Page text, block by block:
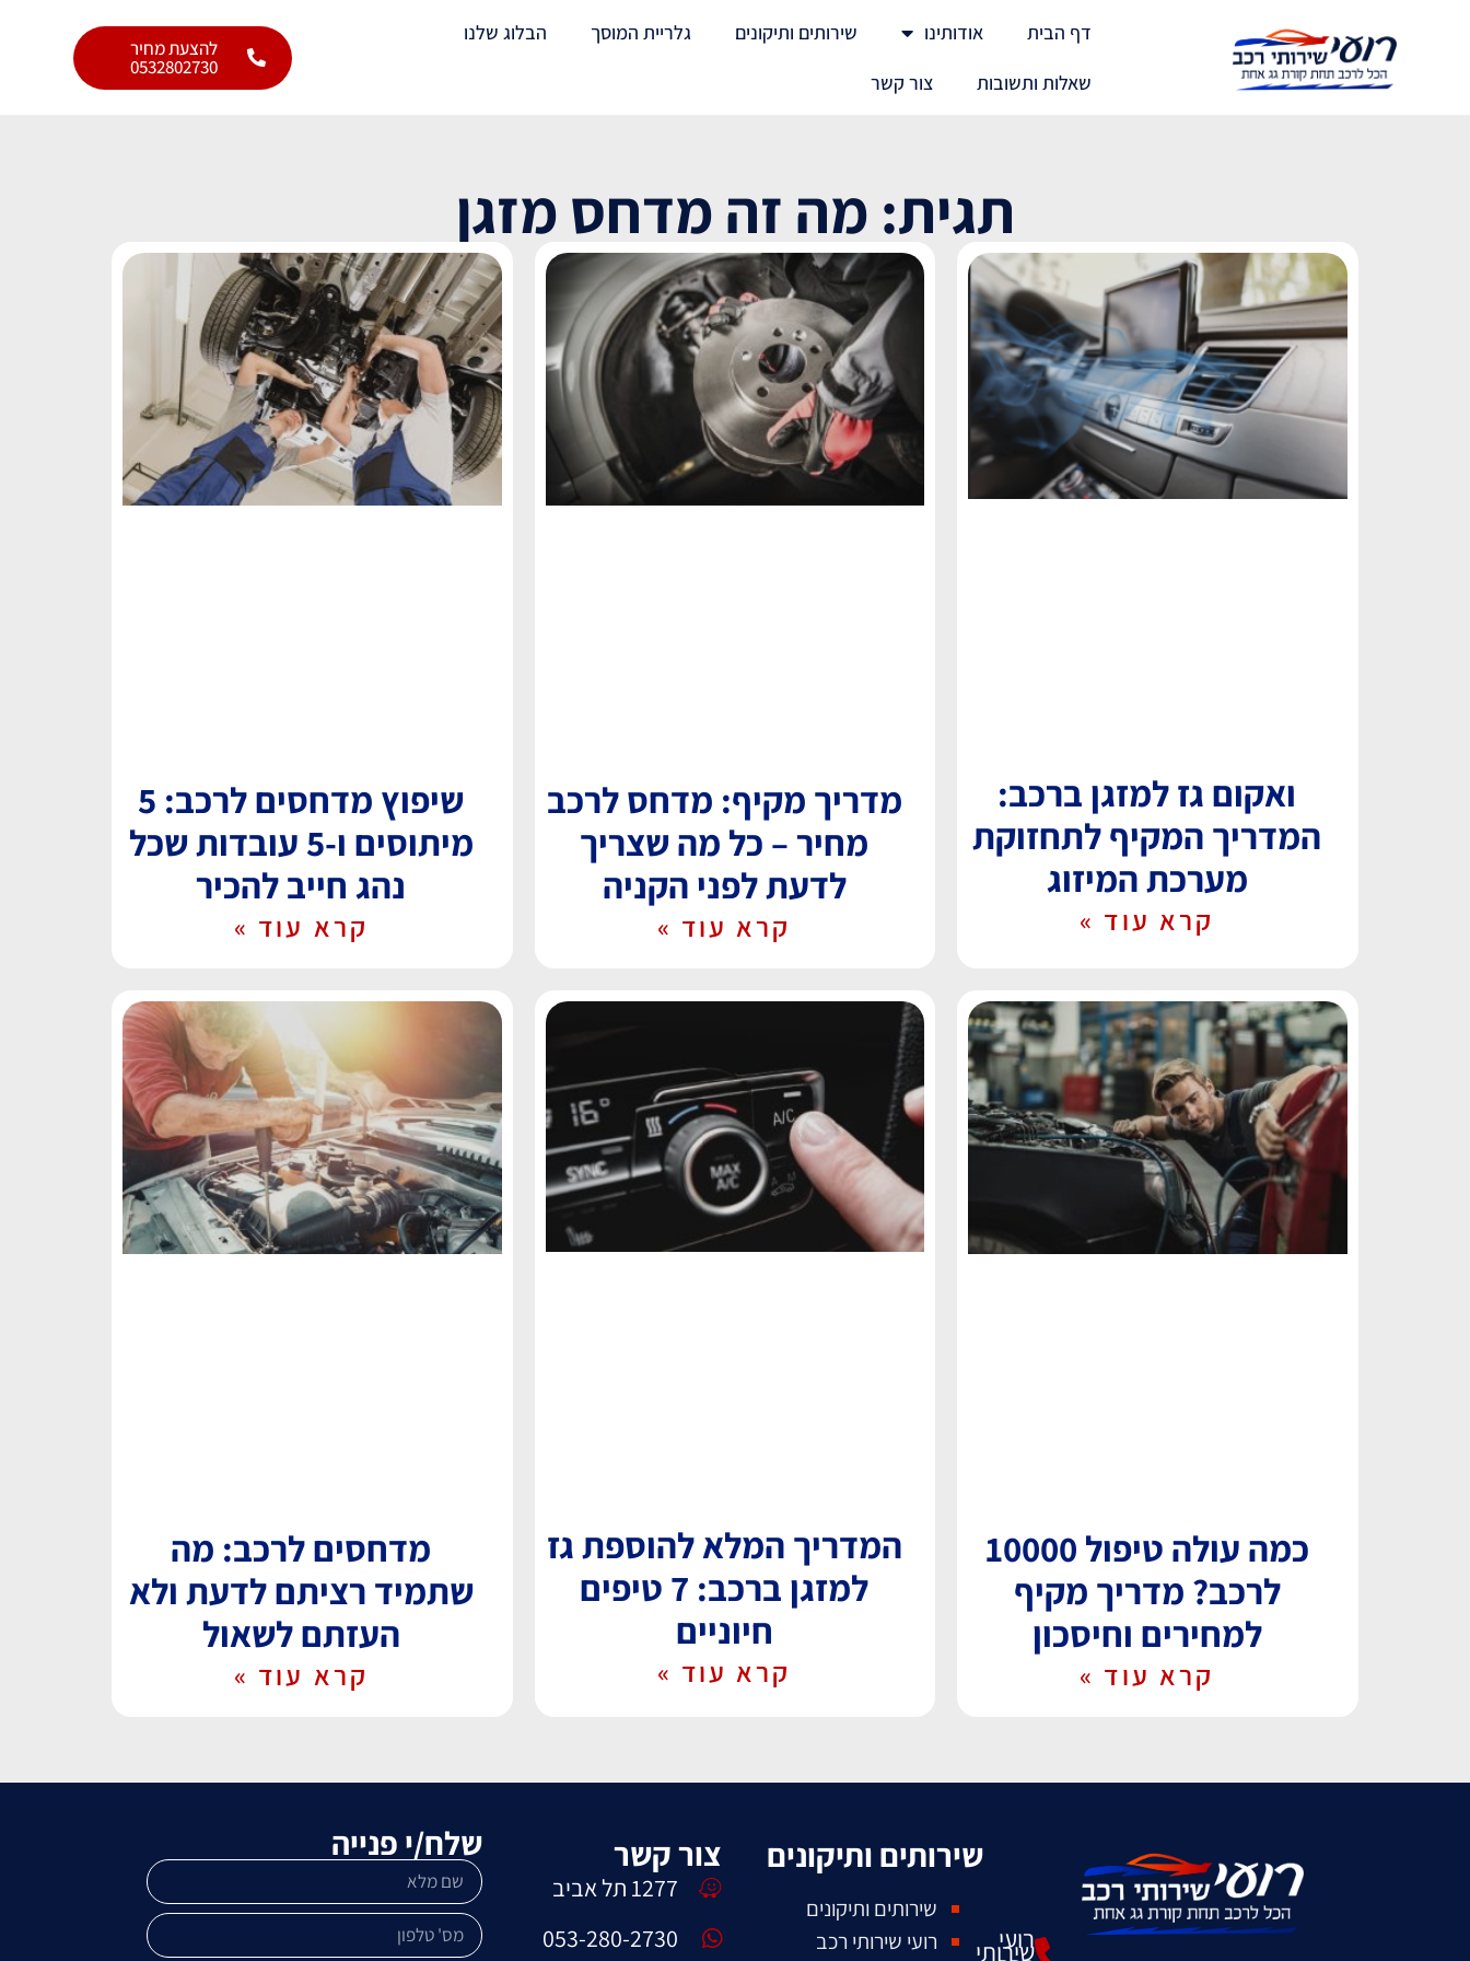
דף הבית אודותינו שירותים ותיקונים גלריית המוסך
הבלוג שלנו
שאלות ותשובות
צור קשר
להצעת מחיר
0532802730
תגית: מה זה מדחס מזגן
ואקום גז למזגן ברכב:
המדריך המקיף לתחזוקת
מערכת המיזוג
קרא עוד »
מדריך מקיף: מדחס לרכב
מחיר – כל מה שצריך
לדעת לפני הקניה
קרא עוד »
שיפוץ מדחסים לרכב: 5
מיתוסים ו-5 עובדות שכל
נהג חייב להכיר
קרא עוד »
כמה עולה טיפול 10000
לרכב? מדריך מקיף
למחירים וחיסכון
קרא עוד »
המדריך המלא להוספת גז
למזגן ברכב: 7 טיפים
חיוניים
קרא עוד »
מדחסים לרכב: מה
שתמיד רציתם לדעת ולא
העזתם לשאול
קרא עוד »
רועי
שירותי
שירותים ותיקונים
שירותים ותיקונים
רועי שירותי רכב
צור קשר
1277 תל אביב
053-280-2730
שלח/י פנייה